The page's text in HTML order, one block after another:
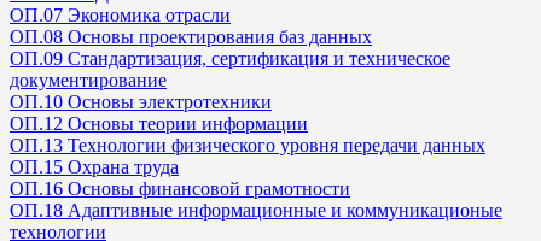
ОП.07 Экономика отрасли
ОП.08 Основы проектирования баз данных
ОП.09 Стандартизация, сертификация и техническое
документирование
ОП.10 Основы электротехники
ОП.12 Основы теории информации
ОП.13 Технологии физического уровня передачи данных
ОП.15 Охрана труда
ОП.16 Основы финансовой грамотности
ОП.18 Адаптивные информационные и коммуникационые
технологии